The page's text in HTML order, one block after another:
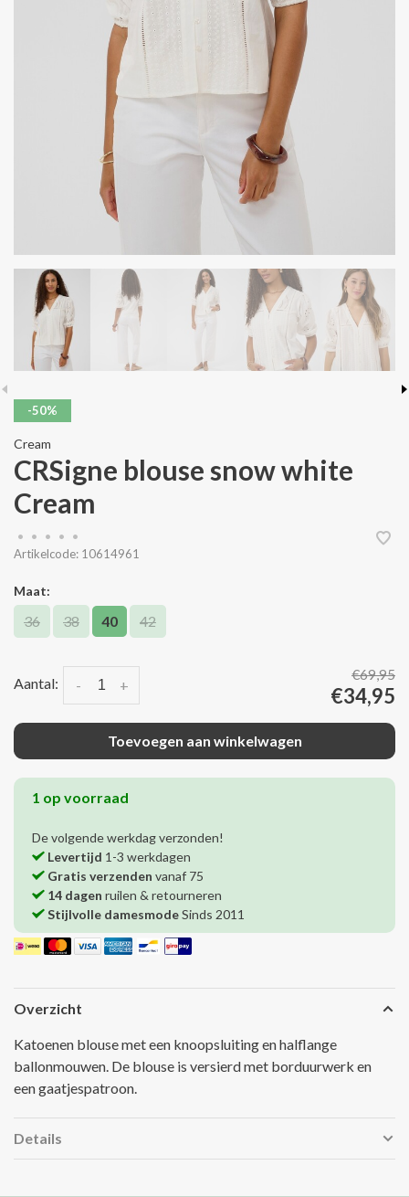
-50%
Cream
CRSigne blouse snow white
Cream
• • • •
•
Artikelcode: 10614961
Maat:
36 38 40 42
Aantal: +
-
€69,95
€34,95
Toevoegen aan winkelwagen
1 op voorraad
De volgende werkdag verzonden!
Levertijd 1-3 werkdagen
Gratis verzenden vanaf 75
14 dagen ruilen & retourneren
Stijlvolle damesmodeSinds 2011
Overzicht
Katoenen blouse met een knoopsluiting en halflange
ballonmouwen. De blouse is versierd met borduurwerk en
een gaatjespatroon.
Details